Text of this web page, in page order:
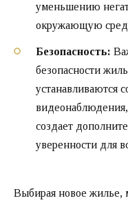
уменьшению
окружающую
Безопасность:
безопасности
устанавливаются
видеонаблюдения,
создает
уверенности для
Выбирая новое жилье,